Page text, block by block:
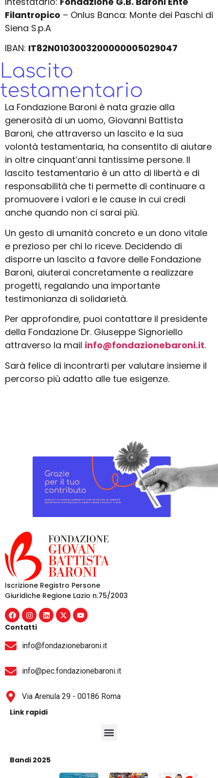
Filantropico – Onlus Banca: Monte dei Paschi di
Siena S.p.A
IBAN: IT82N0103003200000005029047
Lascito
testamentario
La Fondazione Baroni è nata grazie alla
generosità di un uomo, Giovanni Battista
Baroni, che attraverso un lascito e la sua
volontà testamentaria, ha consentito di aiutare
in oltre cinquant’anni tantissime persone. Il
lascito testamentario è un atto di libertà e di
responsabilità che ti permette di continuare a
promuovere i valori e le cause in cui credi
anche quando non ci sarai più.
Un gesto di umanità concreto e un dono vitale
e prezioso per chi lo riceve. Decidendo di
disporre un lascito a favore delle Fondazione
Baroni, aiuterai concretamente a realizzare
progetti, regalando una importante
testimonianza di solidarietà.
Per approfondire, puoi contattare il presidente
della Fondazione Dr. Giuseppe Signoriello
attraverso la mail info@fondazionebaroni.it.
Sarà felice di incontrarti per valutare insieme il
percorso più adatto alle tue esigenze.
Iscrizione Registro Persone
Giuridiche Regione Lazio n.75/2003
Contatti
info@fondazionebaroni.it
info@pec.fondazionebaroni.it
Via Arenula 29 - 00186 Roma
Link rapidi
Bandi 2025